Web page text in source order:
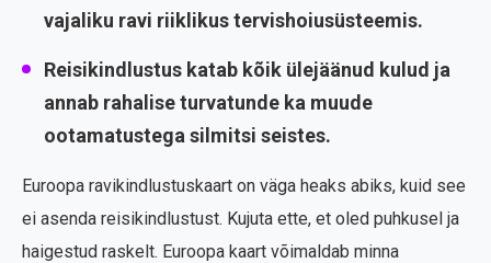
vajaliku ravi riiklikus tervishoiusüsteemis.
Reisikindlustus katab kõik ülejäänud kulud ja
annab rahalise turvatunde ka muude
ootamatustega silmitsi seistes.
Euroopa ravikindlustuskaart on väga heaks abiks, kuid see
ei asenda reisikindlustust. Kujuta ette, et oled puhkusel ja
haigestud raskelt. Euroopa kaart võimaldab minna